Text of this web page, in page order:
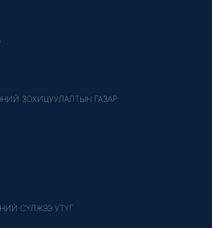
ЗОХИЦУУЛАЛТЫН ГАЗАР
СҮЛЖЭЭ УТҮГ